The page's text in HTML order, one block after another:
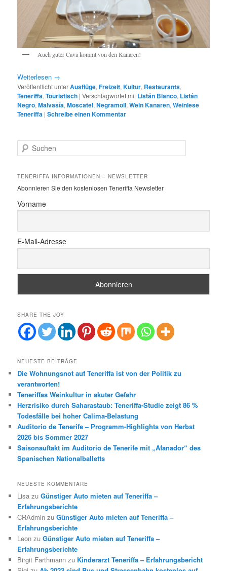
Auch guter Cava kommt von den Kanaren!
Weiterlesen →
Veröffentlicht unterAusflüge,Freizeit,Kultur, Restaurants,
Teneriffa,Touristisch |Verschlagwortet mit Listán Blanco, Listán
Negro,Malvasía,Moscatel,Negramoll,Wein Kanaren,Weinlese
Teneriffa |Schreibe einen Kommentar
u
h
n
TENERIFFA INFORMATIONEN – NEWSLETTER
Abonnieren Sie den kostenlosen Teneriffa Newsletter
Vorname
E-Mail-Adresse
SHARE THE JOY
NEUESTE BEITRÄGE
Die Wohnungsnot auf Teneriffa ist von der Politik zu
verantworten!
Teneriffas Weinkultur in akuter Gefahr
Herzrisiko durch Saharastaub: Teneriffa-Studie zeigt 86 %
Todesfälle bei hoher Calima-Belastung
Auditorio de Tenerife – Programm-Highlights von Herbst
2026 bis Sommer 2027
Saisonauftakt im Auditorio de Tenerife mit „Afanador“ des
Spanischen Nationalballetts
NEUESTE KOMMENTARE
Lisa zuGünstiger Auto mieten auf Teneriffa –
Erfahrungsberichte
CRAdmin zuGünstiger Auto mieten auf Teneriffa –
Erfahrungsberichte
Leon zuGünstiger Auto mieten auf Teneriffa –
Erfahrungsberichte
Birgit Farthmann zu Kinderarzt Teneriffa – Erfahrungsbericht